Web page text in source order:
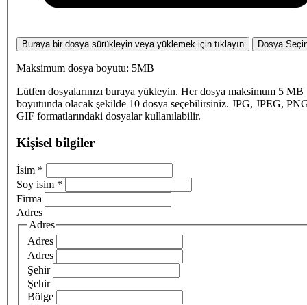
Buraya bir dosya sürükleyin veya yüklemek için tıklayın Dosya
Maksimum dosya boyutu: 5MB
Lütfen dosyalarınızı buraya yükleyin. Her dosya maksimum 5 MB
boyutunda olacak şekilde 10 dosya seçebilirsiniz. JPG, JPEG,
GIF formatlarındaki dosyalar kullanılabilir.
Kişisel bilgiler
İsim *
Soy isim *
Firma
Adres
Adres
Adres
Adres
Şehir
Şehir
Bölge